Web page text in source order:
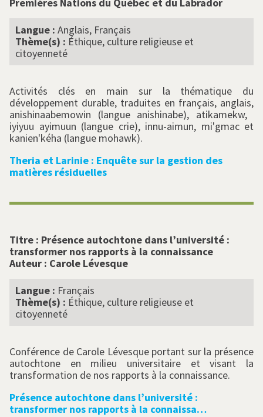
Langue : Anglais, Français
Thème(s) : Éthique, culture religieuse et
citoyenneté
Activités clés en main sur la thématique du
développement durable, traduites en français, anglais,
anishinaabemowin (langue anishinabe), atikamekw, ​​​​​​
iyiyuu ayimuun (langue crie), innu-aimun, mi'gmac et
kanien'kéha (langue mohawk).
Theria et Larinie : Enquête sur la gestion des
matières résiduelles
Titre : Présence autochtone dans l’université :
transformer nos rapports à la connaissance
Auteur : Carole Lévesque
Langue : Français
Thème(s) : Éthique, culture religieuse et
citoyenneté
Conférence de Carole Lévesque portant sur la présence
autochtone en milieu universitaire et visant la
transformation de nos rapports à la connaissance.
Présence autochtone dans l’université :
transformer nos rapports à la connaissa…